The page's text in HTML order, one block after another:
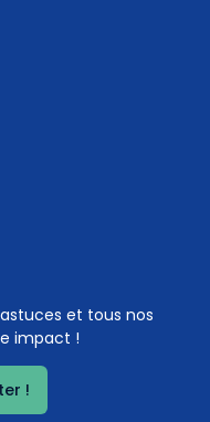
astuces et tous nos
impact !
!